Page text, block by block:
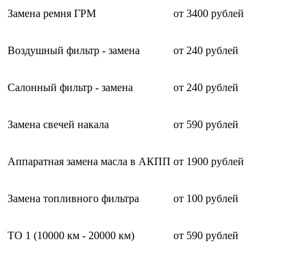
Замена ремня ГРМ от 3400 рублей
Воздушный фильтр - замена от 240 рублей
Салонный фильтр - замена от 240 рублей
Замена свечей накала от 590 рублей
Аппаратная замена масла в АКПП от 1900 рублей
Замена топливного фильтра от 100 рублей
ТО 1 (10000 км - 20000 км) от 590 рублей